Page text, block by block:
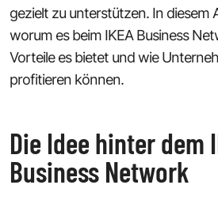
gezielt zu unterstützen. In diesem
worum es beim IKEA Business
Vorteile es bietet und wie
profitieren können.
Die Idee hinter dem
Business Network